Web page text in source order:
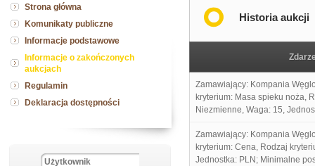
Historia aukcji
Zamawiający: Kompania
kryterium: Masa spieku noża,
Niezmienne, Waga: 15,
Zamawiający: Kompania
kryterium: Cena, Rodzaj
Jednostka: PLN; Minimalne
Strona główna
Komunikaty publiczne
Informacje podstawowe
Informacje o zakończonych
aukcjach
Regulamin
Deklaracja dostępności